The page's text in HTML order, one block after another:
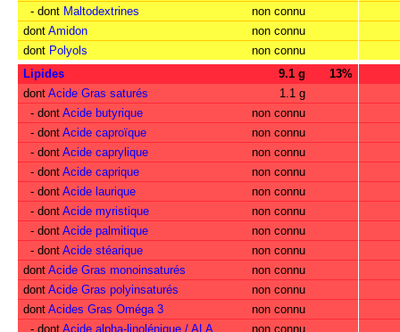
- dont Maltodextrines
non connu
dont Amidon
non connu
dont Polyols
non connu
Lipides
9.1 g
13%
dont Acide Gras saturés
1.1 g
- dont Acide butyrique
non connu
- dont Acide caproïque
non connu
- dont Acide caprylique
non connu
- dont Acide caprique
non connu
- dont Acide laurique
non connu
- dont Acide myristique
non connu
- dont Acide palmitique
non connu
- dont Acide stéarique
non connu
dont Acide Gras monoinsaturés
non connu
dont Acide Gras polyinsaturés
non connu
dont Acides Gras Oméga 3
non connu
- dont Acide alpha-linolénique / ALA non connu